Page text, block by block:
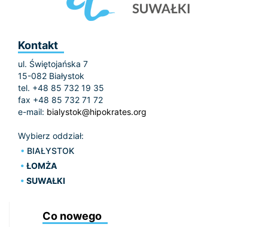
Kontakt
ul. Świętojańska 7
15-082 Białystok
tel. +48 85 732 19 35
fax +48 85 732 71 72
e-mail: bialystok@hipokrates.org
Wybierz oddział:
BIAŁYSTOK
ŁOMŻA
SUWAŁKI
Co nowego